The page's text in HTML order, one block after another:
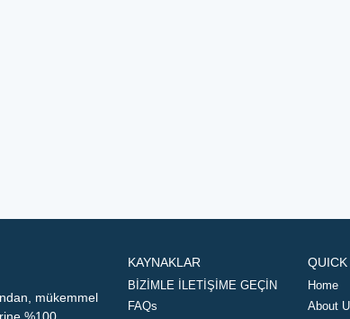
mükemmel
KAYNAKLAR
BİZİMLE İLETİŞİME GEÇİN
FAQs
Home
About